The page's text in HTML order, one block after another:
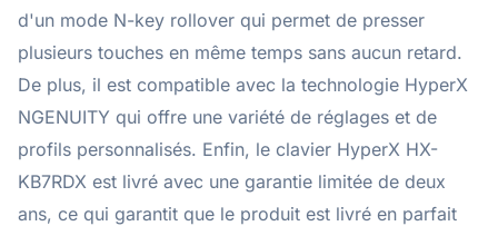
d'un mode N-key rollover qui permet de presser
plusieurs touches en même temps sans aucun retard.
De plus, il est compatible avec la technologie HyperX
NGENUITY qui offre une variété de réglages et de
profils personnalisés. Enfin, le clavier HyperX HX-
KB7RDX est livré avec une garantie limitée de deux
ans, ce qui garantit que le produit est livré en parfait